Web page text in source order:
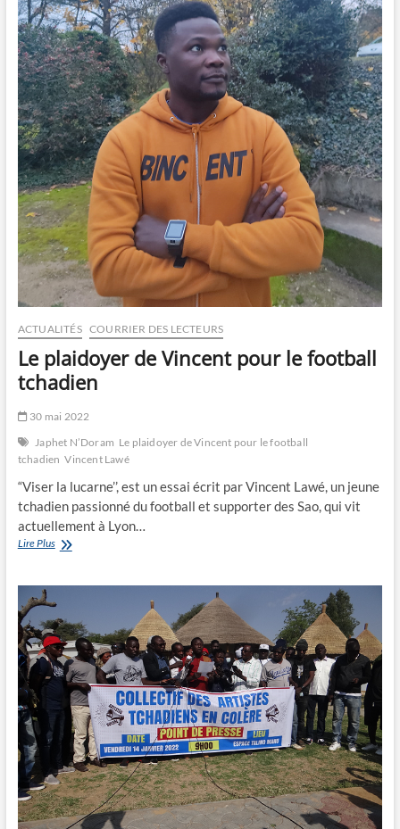
ACTUALITÉS COURRIER DES LECTEURS
Le plaidoyer de Vincent pour le football
tchadien
30 mai 2022
Japhet N’Doram Le plaidoyer de Vincent pour le football
tchadien Vincent Lawé
“Viser la lucarne’’, est un essai écrit par Vincent Lawé, un jeune
tchadien passionné du football et supporter des Sao, qui vit
actuellement à Lyon…
Lire PlusLe
pour
le
football
tchadien